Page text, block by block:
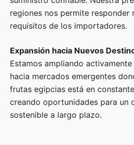
regiones nos permite responder
requisitos de los importadores.
Expansión hacia Nuevos
Estamos ampliando
hacia mercados emergentes
frutas egipcias está en
creando oportunidades para un
sostenible a largo plazo.